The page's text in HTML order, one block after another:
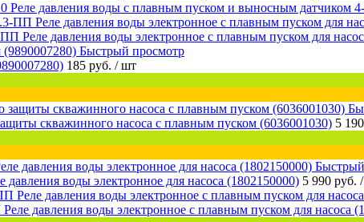
давления воды с плавным пуском и выносным датчиком
Реле давления воды электронное с плавным пуском для
Быстрый просмотр
185 руб. / шт
скважинного насоса с плавным пуском (6036001030) 5
воды электронное для насоса (1802150000) 5 990 руб.
давления воды электронное с плавным пуском для насоса